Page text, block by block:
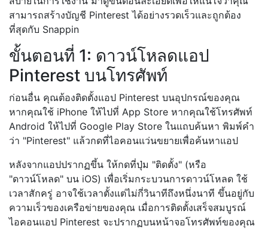
สามารถสร้างบัญชี Pinterest ได้อย่างรวดเร็วและถูกต้อง
ที่สุดกับ Snappin
ขั้นตอนที่ 1: ดาวน์โหลดแอป
Pinterest บนโทรศัพท์
ก่อนอื่น คุณต้องติดตั้งแอป Pinterest บนอุปกรณ์ของคุณ
หากคุณใช้ iPhone ให้ไปที่ App Store หากคุณใช้โทรศัพท์
Android ให้ไปที่ Google Play Store ในแถบค้นหา พิมพ์คำ
ว่า "Pinterest" แล้วกดที่ไอคอนแว่นขยายเพื่อค้นหาแอป
หลังจากแอปปรากฏขึ้น ให้กดที่ปุ่ม "ติดตั้ง" (หรือ
"ดาวน์โหลด" บน iOS) เพื่อเริ่มกระบวนการดาวน์โหลด ใช้
เวลาสักครู่ อาจใช้เวลาตั้งแต่ไม่กี่วินาทีถึงหนึ่งนาที ขึ้นอยู่กับ
ความเร็วของเครือข่ายของคุณ เมื่อการติดตั้งเสร็จสมบูรณ์
ไอคอนแอป Pinterest จะปรากฏบนหน้าจอโทรศัพท์ของคุณ